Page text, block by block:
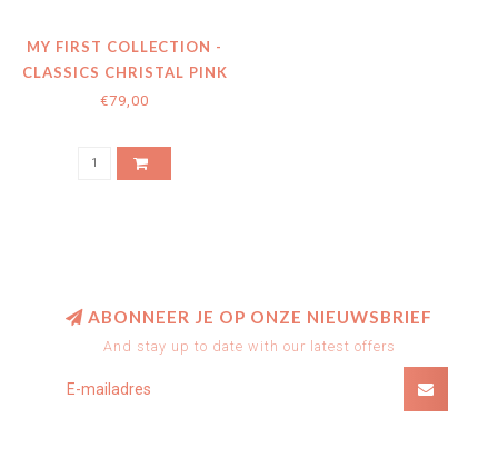
MY FIRST COLLECTION -
CLASSICS CHRISTAL PINK
CANOPY BOW
€79,00
ABONNEER JE OP ONZE NIEUWSBRIEF
And stay up to date with our latest offers